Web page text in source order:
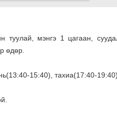
туулай, мэнгэ 1 цагаан,
өдөр.
15:40), тахиа(17:40-19:40),